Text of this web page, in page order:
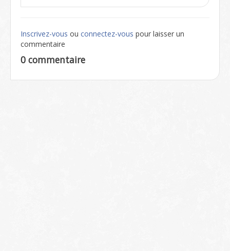
Inscrivez-vous ou connectez-vous pour laisser un
commentaire
0 commentaire